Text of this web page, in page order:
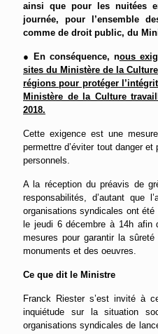
ainsi que pour les nuitées
journée, pour l’ensemble
comme de droit public, du
● En conséquence, nous
sites du Ministère de la
régions pour protéger
Ministère de la Culture
2018.
Cette exigence est une
permettre d’éviter tout danger et
personnels.
A la réception du préavis de
responsabilités, d’autant que
organisations syndicales ont été
le jeudi 6 décembre à 14hafin
mesures pour garantir la
monuments et des oeuvres.
Ce que dit le Ministre
Franck Riester s’est invité à
inquiétude sur la situation
organisations syndicales de